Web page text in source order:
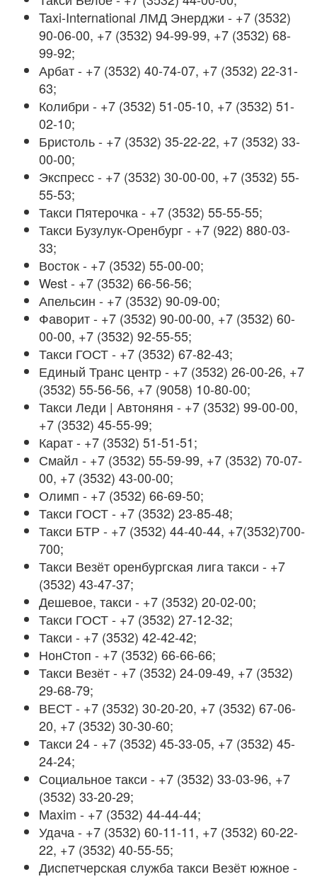
Taxi-International ЛМД Энерджи - +7 (3532)
90-06-00, +7 (3532) 94-99-99, +7 (3532) 68-
99-92;
Арбат - +7 (3532) 40-74-07, +7 (3532) 22-31-
63;
Колибри - +7 (3532) 51-05-10, +7 (3532) 51-
02-10;
Бристоль - +7 (3532) 35-22-22, +7 (3532) 33-
00-00;
Экспресс - +7 (3532) 30-00-00, +7 (3532) 55-
55-53;
Такси Пятерочка - +7 (3532) 55-55-55;
Такси Бузулук-Оренбург - +7 (922) 880-03-
33;
Восток - +7 (3532) 55-00-00;
West - +7 (3532) 66-56-56;
Апельсин - +7 (3532) 90-09-00;
Фаворит - +7 (3532) 90-00-00, +7 (3532) 60-
00-00, +7 (3532) 92-55-55;
Такси ГОСТ - +7 (3532) 67-82-43;
Единый Транс центр - +7 (3532) 26-00-26, +7
(3532) 55-56-56, +7 (9058) 10-80-00;
Такси Леди | Автоняня - +7 (3532) 99-00-00,
+7 (3532) 45-55-99;
Карат - +7 (3532) 51-51-51;
Смайл - +7 (3532) 55-59-99, +7 (3532) 70-07-
00, +7 (3532) 43-00-00;
Олимп - +7 (3532) 66-69-50;
Такси ГОСТ - +7 (3532) 23-85-48;
Такси БТР - +7 (3532) 44-40-44, +7(3532)700-
700;
Такси Везёт оренбургская лига такси - +7
(3532) 43-47-37;
Дешевое, такси - +7 (3532) 20-02-00;
Такси ГОСТ - +7 (3532) 27-12-32;
Такси - +7 (3532) 42-42-42;
НонСтоп - +7 (3532) 66-66-66;
Такси Везёт - +7 (3532) 24-09-49, +7 (3532)
29-68-79;
ВЕСТ - +7 (3532) 30-20-20, +7 (3532) 67-06-
20, +7 (3532) 30-30-60;
Такси 24 - +7 (3532) 45-33-05, +7 (3532) 45-
24-24;
Социальное такси - +7 (3532) 33-03-96, +7
(3532) 33-20-29;
Maxim - +7 (3532) 44-44-44;
Удача - +7 (3532) 60-11-11, +7 (3532) 60-22-
22, +7 (3532) 40-55-55;
Диспетчерская служба такси Везёт южное -